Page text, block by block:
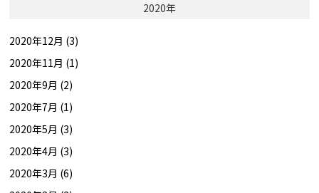
2020年
2020年12月 (3)
2020年11月 (1)
2020年9月 (2)
2020年7月 (1)
2020年5月 (3)
2020年4月 (3)
2020年3月 (6)